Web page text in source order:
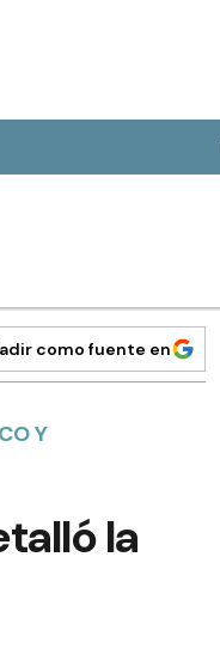
como fuente en
Y
la